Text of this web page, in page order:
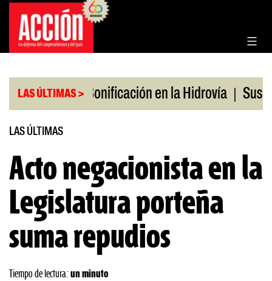
Saltar
contenido
LAS ÚLTIMAS >
en julio | Bonificación en la Hidrovía |
LAS ÚLTIMAS
Acto negacionista en la
Legislatura porteña
suma repudios
Tiempo de lectura: un minuto